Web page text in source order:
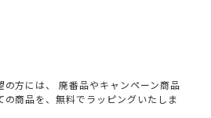
の方には、 廃番品やキャンペーン商品
の商品を、無料でラッピングいたしま